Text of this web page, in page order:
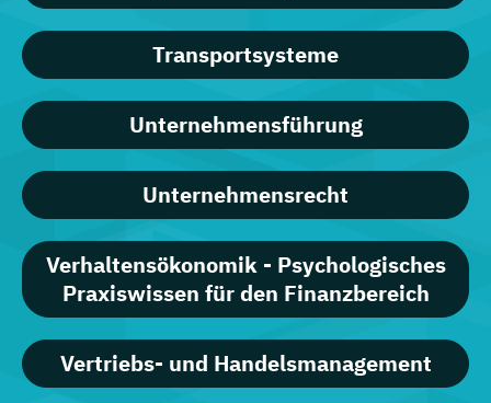
Transportsysteme
Unternehmensführung
Unternehmensrecht
Verhaltensökonomik - Psychologisches
Praxiswissen für den Finanzbereich
Vertriebs- und Handelsmanagement